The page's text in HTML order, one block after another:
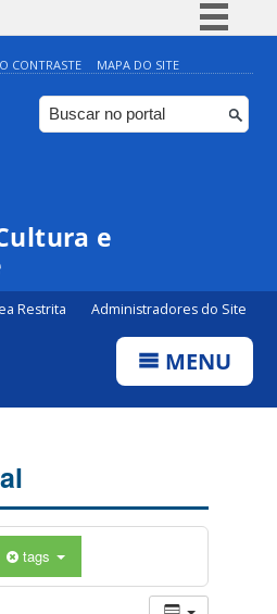
Simplifique!
Comunica BR
Participe
CONTRASTE MAPA DO SITE
e
Restrita Administradores do Site
MENU
tags